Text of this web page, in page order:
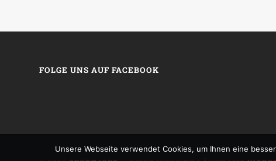
FOLGE UNS AUF FACEBOOK
Unsere Webseite verwendet Cookies, um Ihnen eine